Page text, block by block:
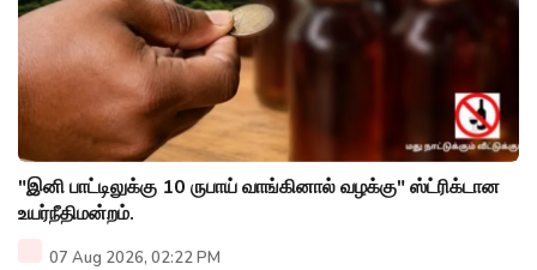
"இனி பாட்டிலுக்கு 10 ருபாய் வாங்கினால் வழக்கு" ஸ்ட்ரிக்டான
உயர்நீதிமன்றம்.
07 Aug 2026, 02:22 PM